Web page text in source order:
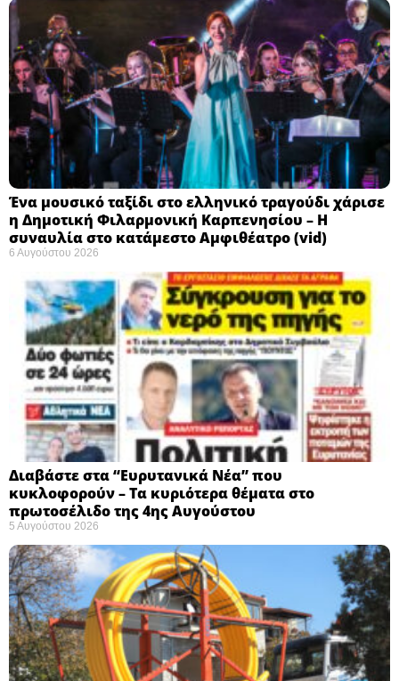
Ένα μουσικό ταξίδι στο ελληνικό τραγούδι χάρισε
η Δημοτική Φιλαρμονική Καρπενησίου – Η
συναυλία στο κατάμεστο Αμφιθέατρο (vid)
6 Αυγούστου 2026
Διαβάστε στα “Ευρυτανικά Νέα” που
κυκλοφορούν – Τα κυριότερα θέματα στο
πρωτοσέλιδο της 4ης Αυγούστου
5 Αυγούστου 2026